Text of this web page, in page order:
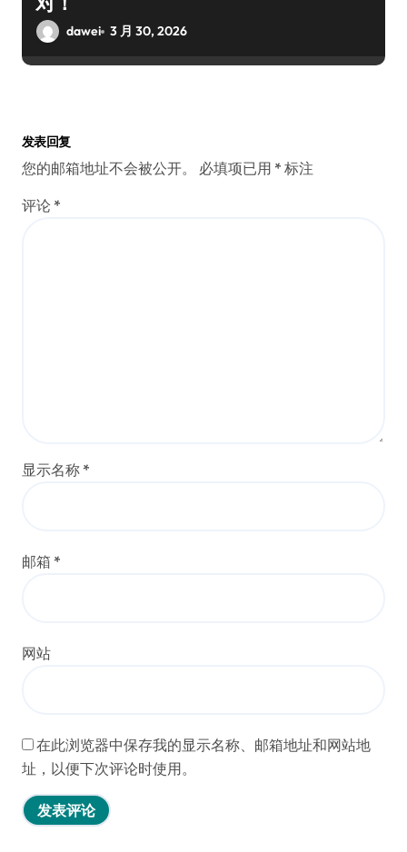
dawei 3 月 30, 2026
发表回复
您的邮箱地址不会被公开。 必填项已用 * 标注
评论 *
显示名称 *
邮箱 *
网站
在此浏览器中保存我的显示名称、邮箱地址和网站地
址，以便下次评论时使用。